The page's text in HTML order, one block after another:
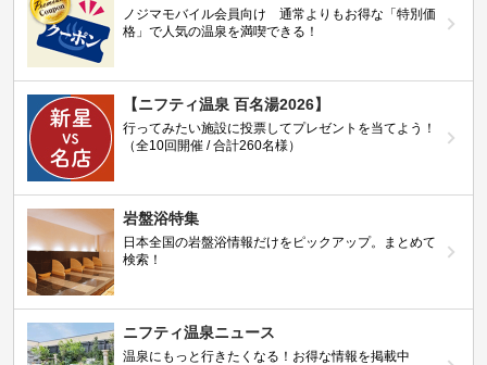
ノジマモバイル会員向け 通常よりもお得な「特別価
格」で人気の温泉を満喫できる！
【ニフティ温泉 百名湯2026】
行ってみたい施設に投票してプレゼントを当てよう！
（全10回開催 / 合計260名様）
岩盤浴特集
日本全国の岩盤浴情報だけをピックアップ。まとめて
検索！
ニフティ温泉ニュース
温泉にもっと行きたくなる！お得な情報を掲載中